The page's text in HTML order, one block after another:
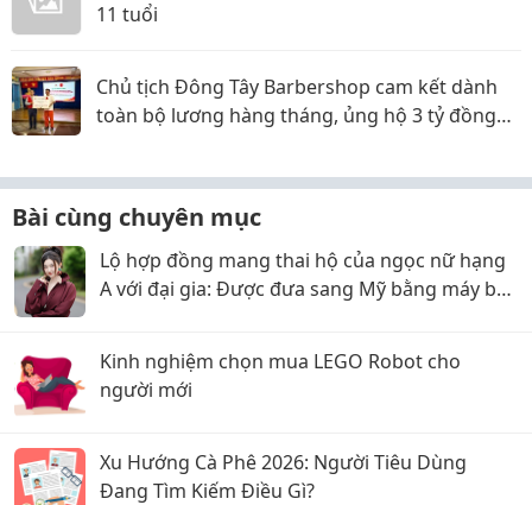
11 tuổi
Chủ tịch Đông Tây Barbershop cam kết dành
toàn bộ lương hàng tháng, ủng hộ 3 tỷ đồng
Bài cùng chuyên mục
Lộ hợp đồng mang thai hộ của ngọc nữ hạng
A với đại gia: Được đưa sang Mỹ bằng máy bay
Kinh nghiệm chọn mua LEGO Robot cho
người mới
Xu Hướng Cà Phê 2026: Người Tiêu Dùng
Đang Tìm Kiếm Điều Gì?